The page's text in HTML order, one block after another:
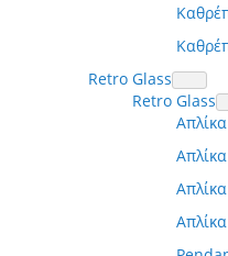
Retro Glass
Retro Glass